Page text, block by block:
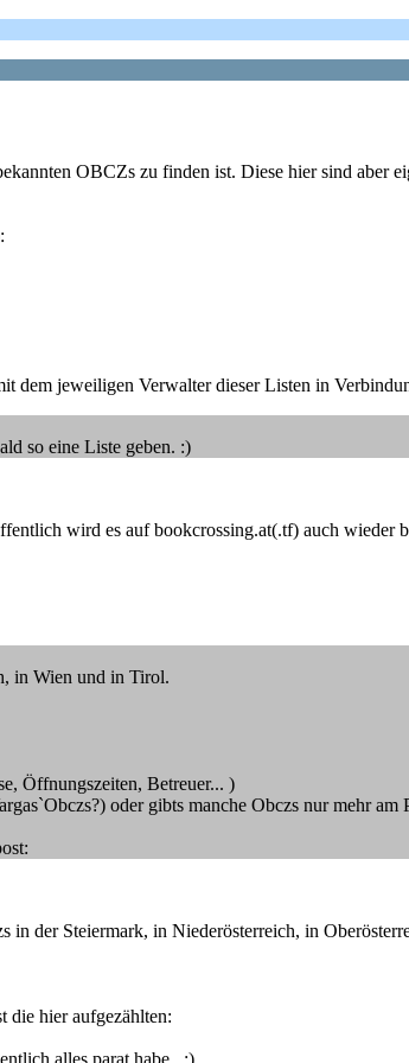
OBCZs zu finden ist. Diese hier sind aber
dem jeweiligen Verwalter dieser Listen in
so eine Liste geben. :)
wird es auf bookcrossing.at(.tf) auch wieder
in Wien und in Tirol.
Öffnungszeiten, Betreuer... )
oder gibts manche Obczs nur mehr am
der Steiermark, in Niederösterreich, in
die hier aufgezählten:
alles parat habe. ;)